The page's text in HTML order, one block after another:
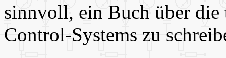
sinnvoll, ein Buch über die
Control-Systems zu